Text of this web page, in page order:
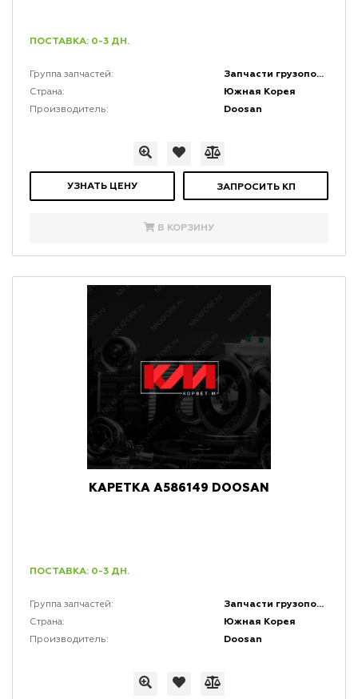
ПОСТАВКА: 0-3 ДН.
Группа запчастей: Запчасти грузоподъемной мачты и каретки
Страна: Южная Корея
Производитель: Doosan
УЗНАТЬ ЦЕНУ ЗАПРОСИТЬ КП
В КОРЗИНУ
КАРЕТКА A586149 DOOSAN
ПОСТАВКА: 0-3 ДН.
Группа запчастей: Запчасти грузоподъемной мачты и каретки
Страна: Южная Корея
Производитель: Doosan